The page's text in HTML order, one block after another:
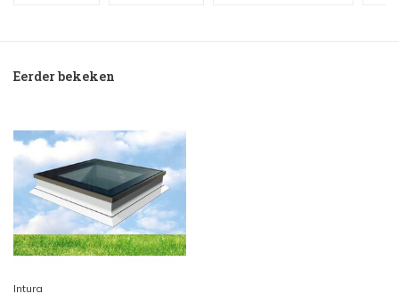
Eerder bekeken
Intura